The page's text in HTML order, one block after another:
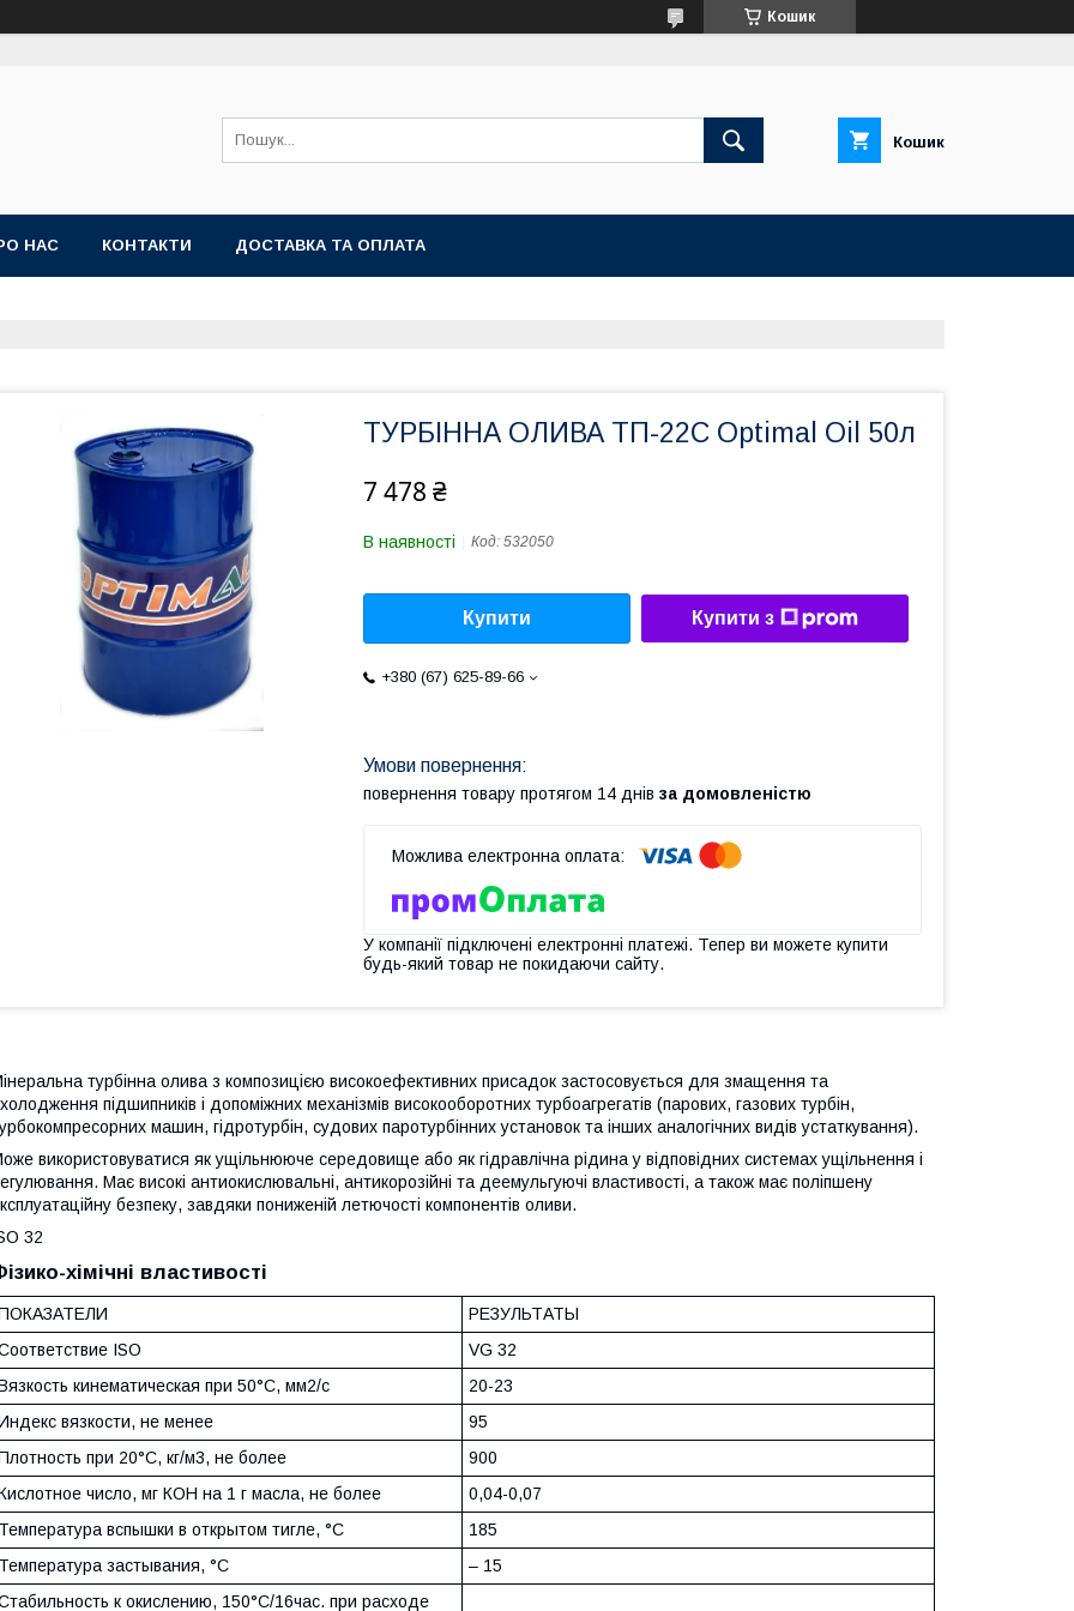
Кошик
Кошик
НАС КОНТАКТИ ДОСТАВКА ТА ОПЛАТА
ТУРБІННА ОЛИВА ТП-22С Optimal Oil 50л
7 478 ₴
В наявності Код: 532050
Купити Купити з
+380 (67) 625-89-66
повернення товару протягом 14 днів за домовленістю
У компанії підключені електронні платежі. Тепер ви можете купити
будь-який товар не покидаючи сайту.
турбінна олива з композицією високоефективних присадок застосовується для змащення та
підшипників і допоміжних механізмів високооборотних турбоагрегатів (парових, газових турбін,
машин, гідротурбін, судових паротурбінних установок та інших аналогічних видів устаткування).
використовуватися як ущільнююче середовище або як гідравлічна рідина у відповідних системах ущільнення і
Має високі антиокислювальні, антикорозійні та деемульгуючі властивості, а також має поліпшену
безпеку, завдяки пониженій летючості компонентів оливи.
32
хімічні властивості
РЕЗУЛЬТАТЫ
ISO
VG 32
кинематическая при 50°С, мм2/с
20-23
вязкости, не менее
95
при 20°С, кг/м3, не более
900
число, мг КОН на 1 г масла, не более
0,04-0,07
вспышки в открытом тигле, °C
185
застывания, °C
– 15
к окислению, 150°C/16час. при расходе